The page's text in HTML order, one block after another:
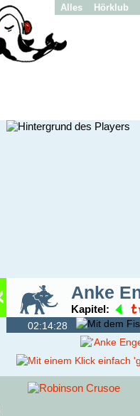
Alles Hörklub
Anke
Kapitel:
02:14:28